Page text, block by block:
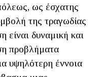
ως έσχατης
της τραγωδίας
είναι δυναμική και
προβλήματα
υψηλότερη έννοια